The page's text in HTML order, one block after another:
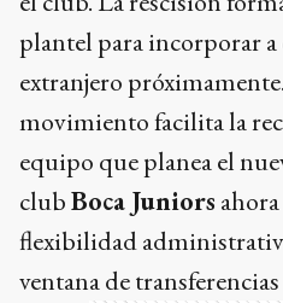
plantel para incorporar
extranjero
movimiento facilita la
equipo que planea el
clubBoca Juniors
flexibilidad
ventana de